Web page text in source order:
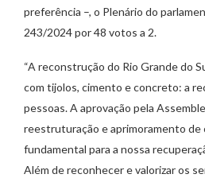
preferência –, o Plenário do
243/2024 por 48 votos a 2.
“A reconstrução do Rio Grande do
com tijolos, cimento e concreto: a
pessoas. A aprovação pela
reestruturação e aprimoramento de
fundamental para a nossa
Além de reconhecer e valorizar os